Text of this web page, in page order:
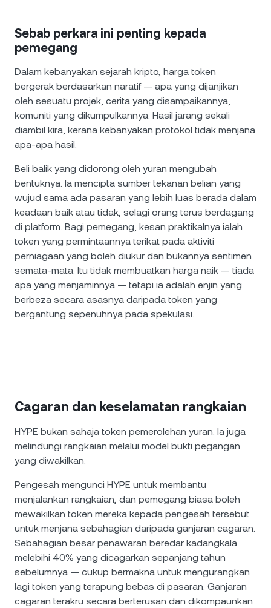
Sebab perkara ini penting kepada
pemegang
Dalam kebanyakan sejarah kripto, harga token
bergerak berdasarkan naratif — apa yang dijanjikan
oleh sesuatu projek, cerita yang disampaikannya,
komuniti yang dikumpulkannya. Hasil jarang sekali
diambil kira, kerana kebanyakan protokol tidak menjana
apa-apa hasil.
Beli balik yang didorong oleh yuran mengubah
bentuknya. Ia mencipta sumber tekanan belian yang
wujud sama ada pasaran yang lebih luas berada dalam
keadaan baik atau tidak, selagi orang terus berdagang
di platform. Bagi pemegang, kesan praktikalnya ialah
token yang permintaannya terikat pada aktiviti
perniagaan yang boleh diukur dan bukannya sentimen
semata-mata. Itu tidak membuatkan harga naik — tiada
apa yang menjaminnya — tetapi ia adalah enjin yang
berbeza secara asasnya daripada token yang
bergantung sepenuhnya pada spekulasi.
Cagaran dan keselamatan rangkaian
HYPE bukan sahaja token pemerolehan yuran. Ia juga
melindungi rangkaian melalui model bukti pegangan
yang diwakilkan.
Pengesah mengunci HYPE untuk membantu
menjalankan rangkaian, dan pemegang biasa boleh
mewakilkan token mereka kepada pengesah tersebut
untuk menjana sebahagian daripada ganjaran cagaran.
Sebahagian besar penawaran beredar kadangkala
melebihi 40% yang dicagarkan sepanjang tahun
sebelumnya — cukup bermakna untuk mengurangkan
lagi token yang terapung bebas di pasaran. Ganjaran
cagaran terakru secara berterusan dan dikompaunkan